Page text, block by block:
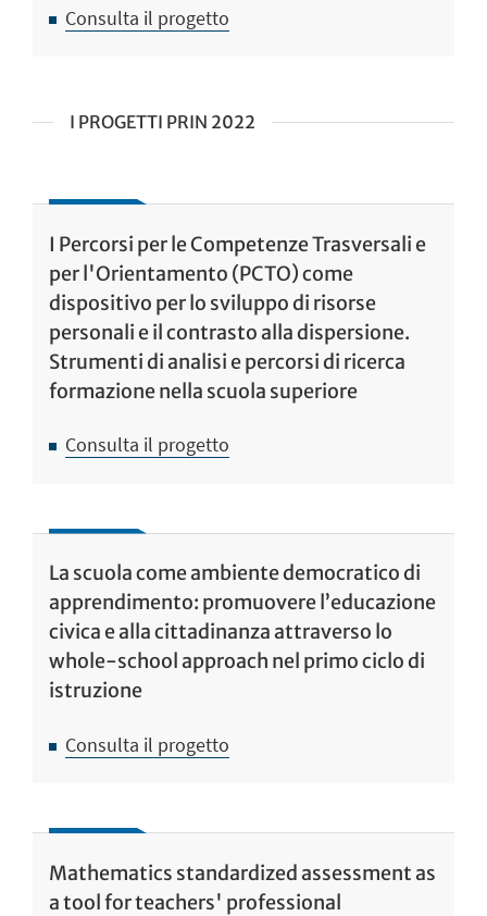
Consulta il progetto
I PROGETTI PRIN 2022
I Percorsi per le Competenze Trasversali e
per l'Orientamento (PCTO) come
dispositivo per lo sviluppo di risorse
personali e il contrasto alla dispersione.
Strumenti di analisi e percorsi di ricerca
formazione nella scuola superiore
Consulta il progetto
La scuola come ambiente democratico di
apprendimento: promuovere l’educazione
civica e alla cittadinanza attraverso lo
whole-school approach nel primo ciclo di
istruzione
Consulta il progetto
Mathematics standardized assessment as
a tool for teachers' professional